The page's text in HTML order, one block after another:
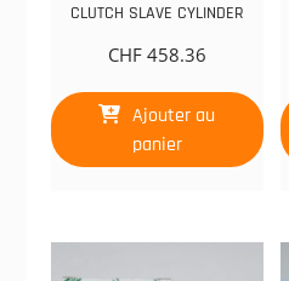
CLUTCH SLAVE CYLINDER
CHF458.36
Ajouter au
panier